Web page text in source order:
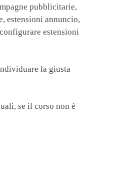
pubblicitarie,
estensioni annuncio,
estensioni
la giusta
se il corso non è